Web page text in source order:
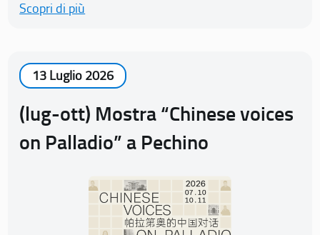
Scopri di più
13 Luglio 2026
(lug-ott) Mostra “Chinese voices
on Palladio” a Pechino